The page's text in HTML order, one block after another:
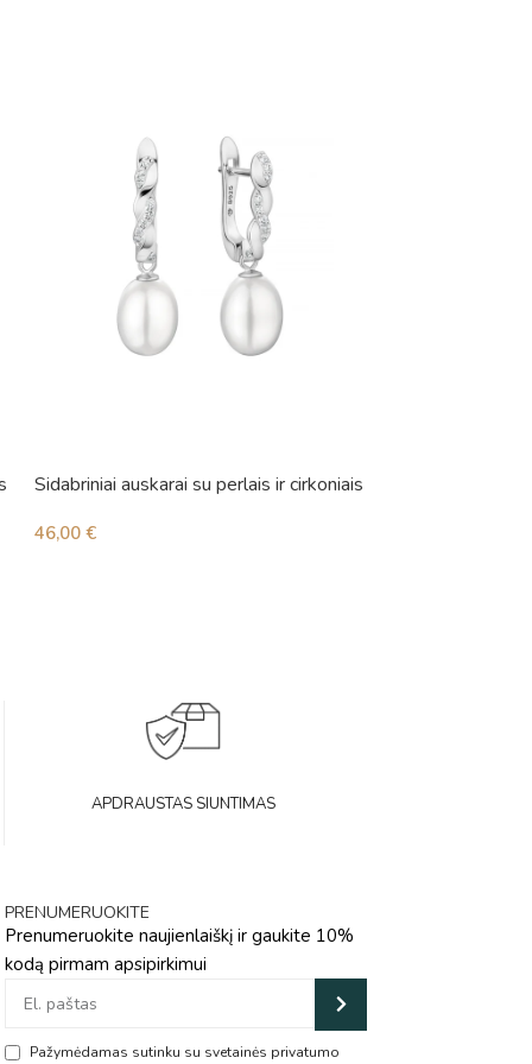
Sidabriniai auskarai su perlais ir cirkoniais
46,00 €
APDRAUSTAS SIUNTIMAS
PRENUMERUOKITE
Prenumeruokite naujienlaiškį ir gaukite 10%
kodą pirmam apsipirkimui
Pažymėdamas sutinku su svetainės privatumo